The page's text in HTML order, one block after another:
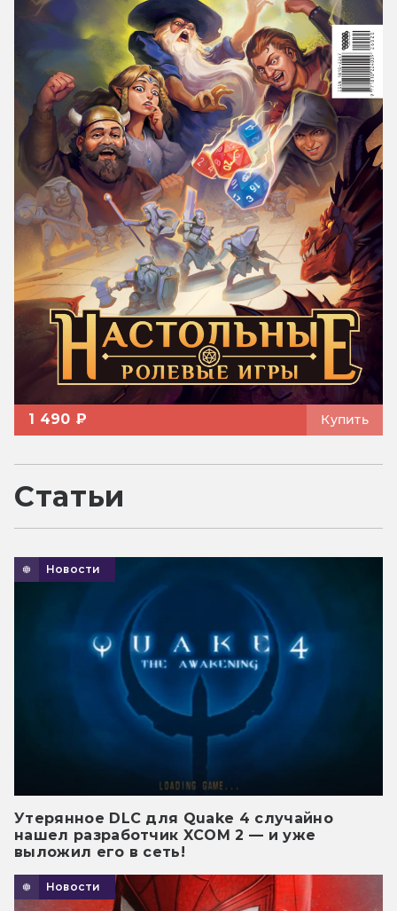
1 490 ₽ Купить
Статьи
Новости
Утерянное DLC для Quake 4 случайно
нашел разработчик XCOM 2 — и уже
выложил его в сеть!
Новости